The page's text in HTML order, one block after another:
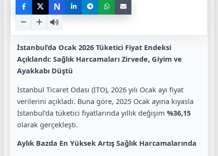
N
İstanbul’da Ocak 2026 Tüketici Fiyat Endeksi
Açıklandı: Sağlık Harcamaları Zirvede, Giyim ve
Ayakkabı Düştü
İstanbul Ticaret Odası (İTO), 2026 yılı Ocak ayı fiyat
verilerini açıkladı. Buna göre, 2025 Ocak ayına kıyasla
İstanbul’da tüketici fiyatlarında yıllık değişim %36,15
olarak gerçekleşti.
Aylık Bazda En Yüksek Artış Sağlık Harcamalarında